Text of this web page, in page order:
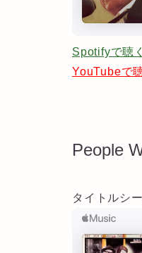
Spotifyで聴く
YouTubeで
People
タイトルシ